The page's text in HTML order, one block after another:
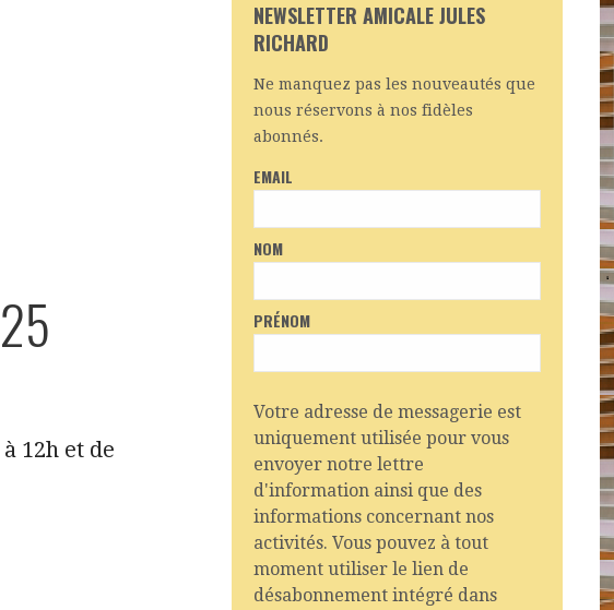
12h et de
NEWSLETTER AMICALE JULES
RICHARD
Ne manquez pas les nouveautés que
nous réservons à nos fidèles
abonnés.
EMAIL
NOM
PRÉNOM
Votre adresse de messagerie est
uniquement utilisée pour vous
envoyer notre lettre
d'information ainsi que des
informations concernant nos
activités. Vous pouvez à tout
moment utiliser le lien de
désabonnement intégré dans